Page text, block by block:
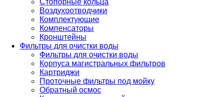
Стопорные кольца
Воздухоотводчики
Комплектующие
Компенсаторы
Кронштейны
Фильтры для очистки воды
Фильтры для очистки воды
Корпуса магистральных фильтров
Картриджи
Проточные фильтры под мойку
Обратный осмос